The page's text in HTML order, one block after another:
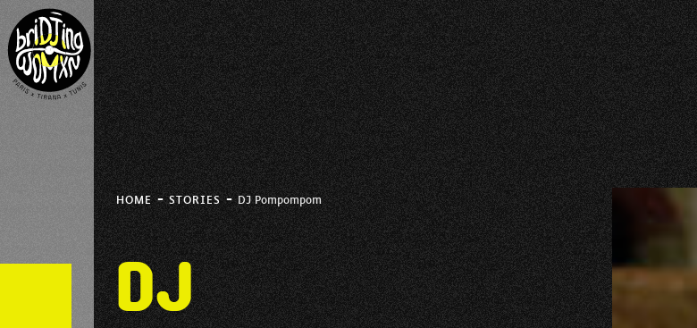
HOME-STORIES-DJ Pompompom
DJ